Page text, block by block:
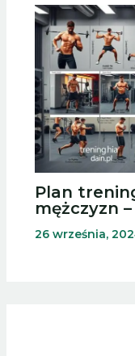
Plan
mężczyzn
26 września,